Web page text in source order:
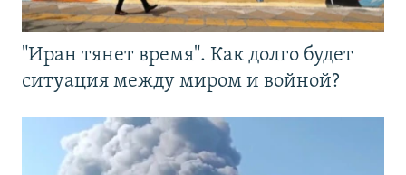
"Иран тянет время". Как долго будет
ситуация между миром и войной?